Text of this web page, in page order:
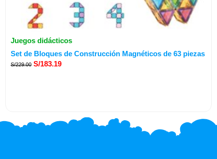
Juegos didácticos
Set de Bloques de Construcción Magnéticos de 63 piezas
S/229.00
El
precio
original
S/183.19
El
precio